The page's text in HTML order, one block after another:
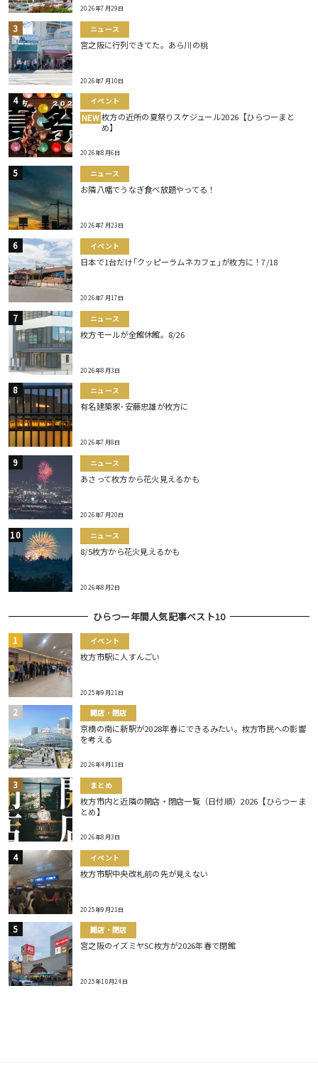
2026年7月29日
ニュース
宮之阪に行列できてた。あら川の桃
2026年7月10日
イベント
NEW 枚方の近所の夏祭りスケジュール2026【ひらつーまと
め】
2026年8月6日
ニュース
お隣八幡でうなぎ食べ放題やってる！
2026年7月23日
イベント
日本で1台だけ｢クッピーラムネカフェ｣が枚方に！7/18
2026年7月17日
ニュース
枚方モールが全館休館。8/26
2026年8月3日
ニュース
有名建築家･安藤忠雄が枚方に
2026年7月8日
ニュース
あさって枚方から花火見えるかも
2026年7月20日
ニュース
8/5枚方から花火見えるかも
2026年8月2日
ひらつー年間人気記事ベスト10
イベント
枚方市駅に人すんごい
2025年9月21日
開店・閉店
京橋の南に新駅が2028年春にできるみたい。枚方市民への影響
を考える
2026年4月11日
まとめ
枚方市内と近隣の開店・閉店一覧（日付順）2026【ひらつーま
とめ】
2026年8月3日
イベント
枚方市駅中央改札前の先が見えない
2025年9月21日
開店・閉店
宮之阪のイズミヤSC枚方が2026年春で閉館
2025年10月24日